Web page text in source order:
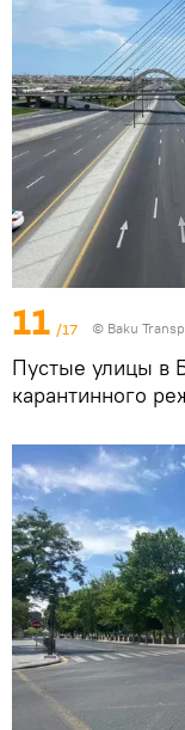
11 /17 © Baku
Пустые улицы в
карантинного